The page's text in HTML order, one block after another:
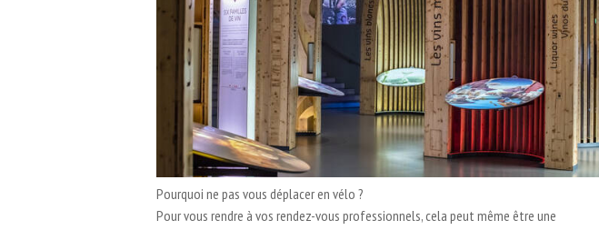
Pourquoi ne pas vous déplacer en vélo ?
Pour vous rendre à vos rendez-vous professionnels, cela peut même être une